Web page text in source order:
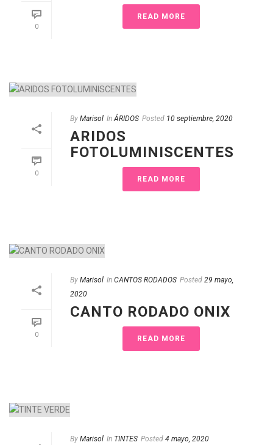
0
READ MORE
0
By Marisol In ÁRIDOS Posted 10 septiembre, 2020
ARIDOS
FOTOLUMINISCENTES
READ MORE
0
By Marisol In CANTOS RODADOS Posted 29 mayo,
2020
CANTO RODADO ONIX
READ MORE
By Marisol In TINTES Posted 4 mayo, 2020